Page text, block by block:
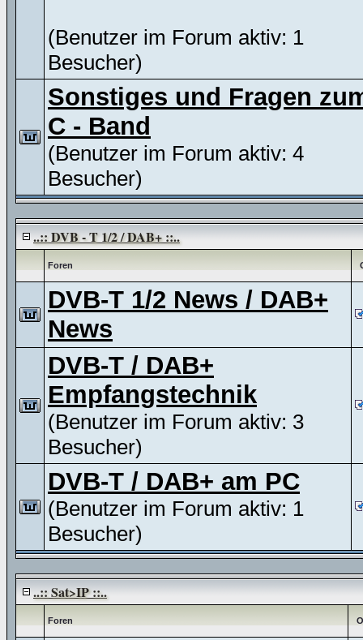
(Benutzer im Forum aktiv: 1
Besucher)
Sonstiges und Fragen
C - Band
(Benutzer im Forum aktiv: 4
Besucher)
..:: DVB - T 1/2 / DAB+ ::..
Foren
DVB-T 1/2 News / DAB+
News
DVB-T / DAB+
Empfangstechnik
(Benutzer im Forum aktiv: 3
Besucher)
DVB-T / DAB+ am PC
(Benutzer im Forum aktiv: 1
Besucher)
..:: Sat>IP ::..
Foren